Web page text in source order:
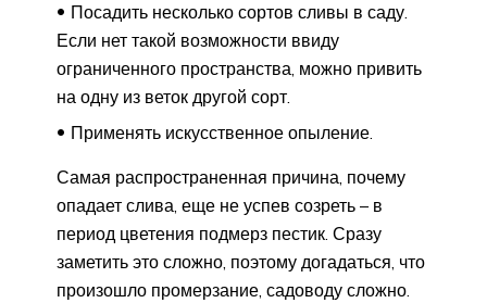
Посадить несколько сортов сливы в саду.
Если нет такой возможности ввиду
ограниченного пространства, можно привить
на одну из веток другой сорт.
Применять искусственное опыление.
Самая распространенная причина, почему
опадает слива, еще не успев созреть – в
период цветения подмерз пестик. Сразу
заметить это сложно, поэтому догадаться, что
произошло промерзание, садоводу сложно.